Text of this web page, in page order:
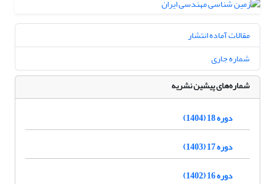
مقالات آماده انتشار
شماره جاری
شماره‌های پیشین نشریه
دوره 18 (1404)
دوره 17 (1403)
دوره 16 (1402)